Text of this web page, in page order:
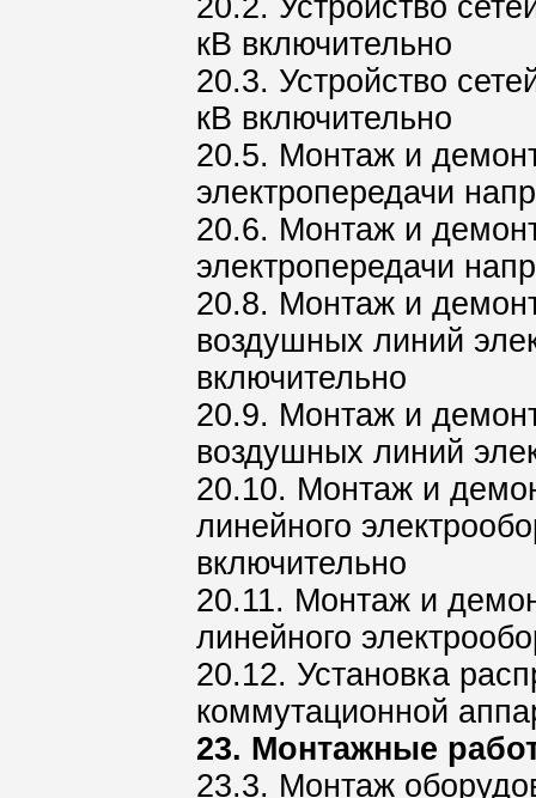
кВ включительно
20.3. Устройство
кВ включительно
20.5. Монтаж и
электропередачи
20.6. Монтаж и
электропередачи
20.8. Монтаж и
воздушных линий
включительно
20.9. Монтаж и
воздушных линий
20.10. Монтаж и
линейного
включительно
20.11. Монтаж и
линейного
20.12. Установка
коммутационной
23. Монтажные
23.3. Монтаж